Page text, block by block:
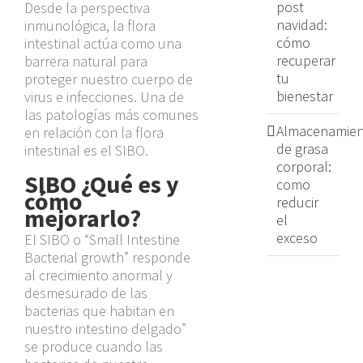
Desde la perspectiva
inmunológica, la flora
intestinal actúa como una
barrera natural para
proteger nuestro cuerpo de
virus e infecciones. Una de
las patologías más comunes
en relación con la flora
intestinal es el SIBO.
SIBO ¿Qué es y
cómo
mejorarlo?
El SIBO o “Small Intestine
Bacterial growth” responde
al crecimiento anormal y
desmesurado de las
bacterias que habitan en
nuestro intestino delgado”
se produce cuando las
post
navidad:
cómo
recuperar
tu
bienestar
de grasa
corporal:
como
reducir
el
exceso